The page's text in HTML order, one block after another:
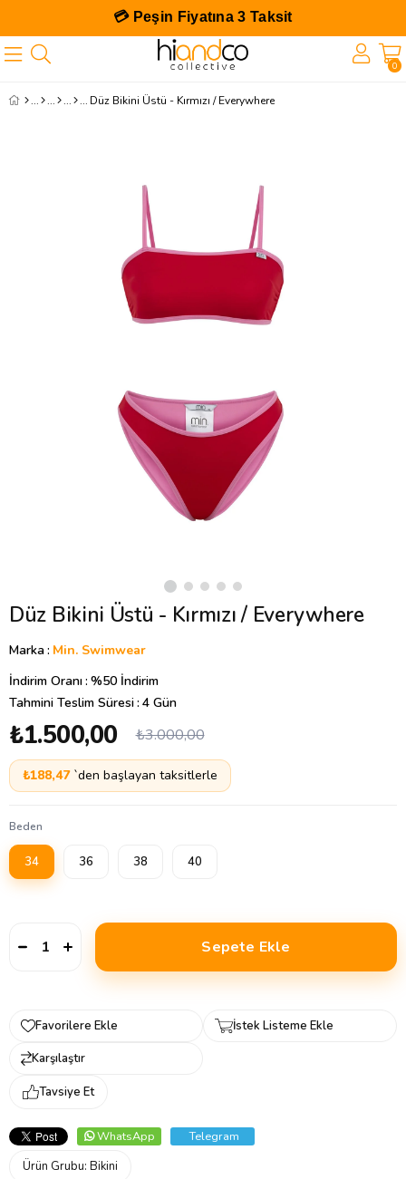
💳 Peşin Fiyatına 3 Taksit
0
Düz Bikini Üstü - Kırmızı / Everywhere
Düz Bikini Üstü - Kırmızı / Everywhere
Marka: Min. Swimwear
İndirim Oranı: %50 İndirim
Tahmini Teslim Süresi: 4 Gün
₺3.000,00
₺1.500,00
₺188,47 `den başlayan taksitlerle
Beden
34 36 38 40
Favorilere Ekle
İstek Listeme Ekle
Karşılaştır
Tavsiye Et
WhatsApp
Telegram
Ürün Grubu: Bikini